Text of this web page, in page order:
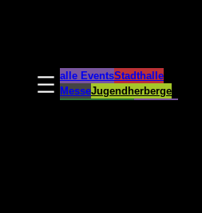
alle EventsStadthalle
MesseJugendherberge